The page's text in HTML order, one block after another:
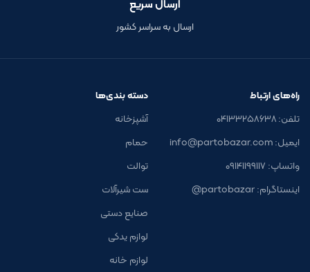
ارسال سریع
ارسال به سراسر کشور
راه‌های ارتباط
تلفن: ۰۴۱۳۳۲۵۸۶۳۸
ایمیل: info@partobazar.com
واتساپ: ۰۹۱۴۱۱۹۹۱۱۷
اینستاگرام: partobazar@
دسته بندی‌ها
آشپزخانه
حمام
توالت
ست شیرآلات
صنایع دستی
لوازم یدکی
لوازم خانه